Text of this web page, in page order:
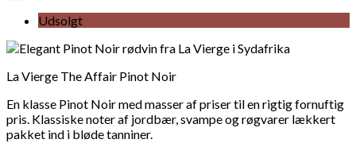
Udsolgt
La Vierge The Affair Pinot Noir
En klasse Pinot Noir med masser af priser til en rigtig fornuftig
pris. Klassiske noter af jordbær, svampe og røgvarer lækkert
pakket ind i bløde tanniner.